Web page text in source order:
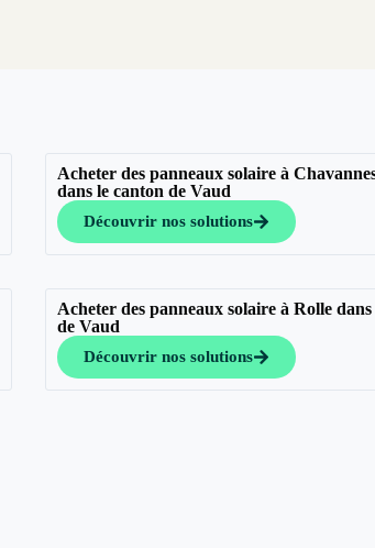
Acheter des panneaux solaire à
dans le canton de Vaud
Découvrir nos solutions
Acheter des panneaux solaire à Rolle
de Vaud
Découvrir nos solutions